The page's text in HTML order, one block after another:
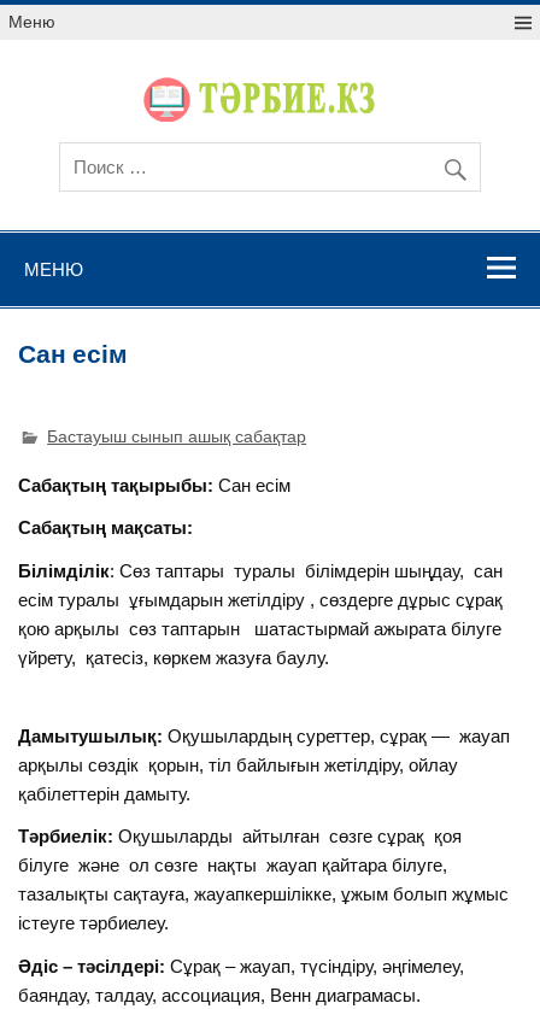
Меню
МЕНЮ
Сан есім
Бастауыш сынып ашық сабақтар
Сабақтың тақырыбы: Сан есім
Сабақтың мақсаты:
Білімділік: Сөз таптары туралы білімдерін шыңдау, сан
есім туралы ұғымдарын жетілдіру , сөздерге дұрыс сұрақ
қою арқылы сөз таптарын шатастырмай ажырата білуге
үйрету, қатесіз, көркем жазуға баулу.
Дамытушылық: Оқушылардың суреттер, сұрақ — жауап
арқылы сөздік қорын, тіл байлығын жетілдіру, ойлау
қабілеттерін дамыту.
Тәрбиелік: Оқушыларды айтылған сөзге сұрақ қоя
білуге және ол сөзге нақты жауап қайтара білуге,
тазалықты сақтауға, жауапкершілікке, ұжым болып жұмыс
істеуге тәрбиелеу.
Әдіс – тәсілдері: Сұрақ – жауап, түсіндіру, әңгімелеу,
баяндау, талдау, ассоциация, Венн диаграмасы.